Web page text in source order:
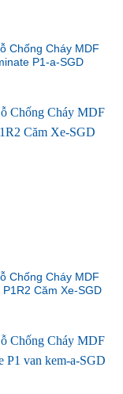
Chống Cháy MDF
P1-a-SGD
Chống Cháy MDF
P1R2 Căm Xe-SGD